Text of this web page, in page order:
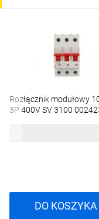
Rozłącznik modułowy
3P 400V SV 3100
DO KOSZYKA